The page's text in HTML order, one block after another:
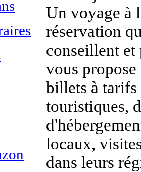
Un voyage à
réservation
conseillent et
vous
billets à
touristiques,
locaux,
dans leurs